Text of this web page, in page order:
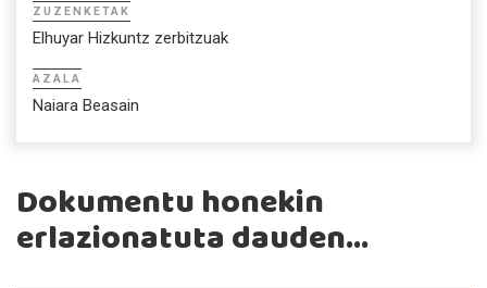
ZUZENKETAK
Elhuyar Hizkuntz zerbitzuak
AZALA
Naiara Beasain
Dokumentu honekin
erlazionatuta dauden...